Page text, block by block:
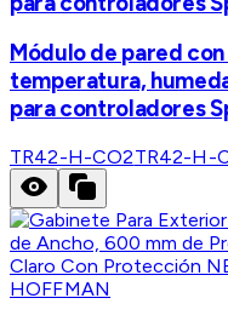
Módulo de pared
temperatura,
para controladores
TR42-H-CO2TR42-H-
HOFFMAN